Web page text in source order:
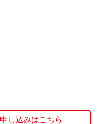
し込みはこちら